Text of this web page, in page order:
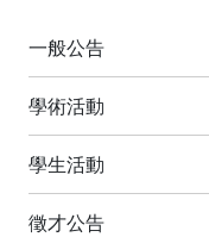
一般公告
學術活動
學生活動
徵才公告